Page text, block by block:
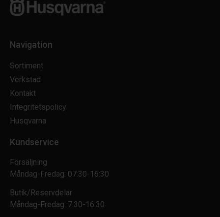
Navigation
Sortiment
Verkstad
Kontakt
Integritetspolicy
Husqvarna
Kundservice
Försäljning
Måndag-Fredag: 07:30-16:30
Butik/Reservdelar
Måndag-Fredag: 7.30-16.30